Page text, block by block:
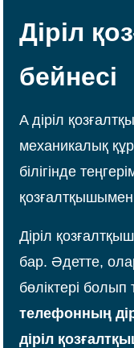
Діріл
бейнесі
Aдіріл
механикалық
білігінде
Діріл
бар. Әдетте,
бөліктері
телефонның
діріл